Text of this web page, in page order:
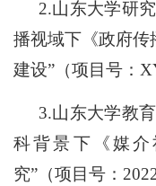
2.山东大学研
播视域下《政府传
建设”（项目号：
3.山东大学教
科背景下《媒
究”（项目号：